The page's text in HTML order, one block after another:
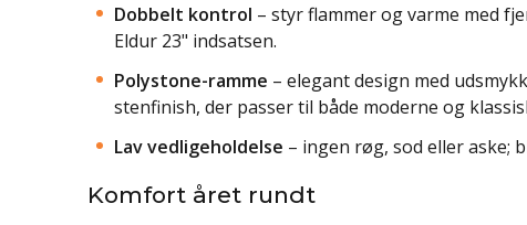
Dobbelt kontrol – styr flammer og varme med
Eldur 23" indsatsen.
Polystone-ramme – elegant design med
stenfinish, der passer til både moderne og
Lav vedligeholdelse – ingen røg, sod eller aske;
Komfort året rundt